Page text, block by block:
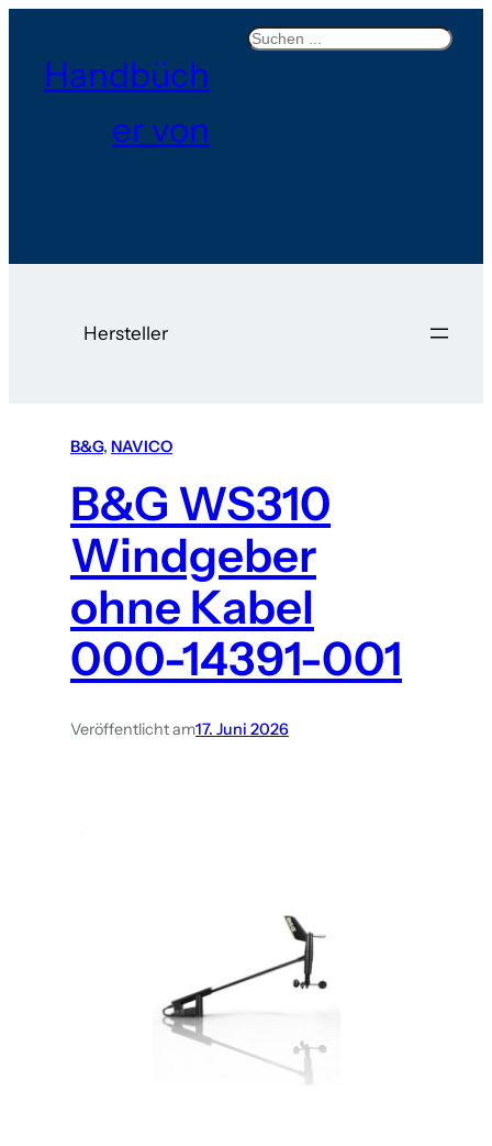
Search
Handbüch
er von
Hersteller
B&G, NAVICO
B&G WS310
Windgeber
ohne Kabel
000-14391-001
Veröffentlicht am17. Juni 2026